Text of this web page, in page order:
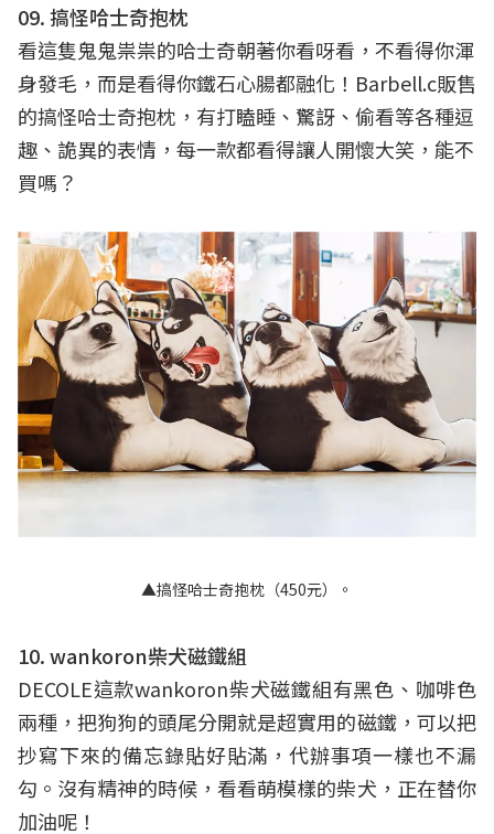
09. 搞怪哈士奇抱枕
看這隻鬼鬼祟祟的哈士奇朝著你看呀看，不看得你渾
身發毛，而是看得你鐵石心腸都融化！Barbell.c販售
的搞怪哈士奇抱枕，有打瞌睡、驚訝、偷看等各種逗
趣、詭異的表情，每一款都看得讓人開懷大笑，能不
買嗎？
▲搞怪哈士奇抱枕（450元）。
10. wankoron柴犬磁鐵組
DECOLE這款wankoron柴犬磁鐵組有黑色、咖啡色
兩種，把狗狗的頭尾分開就是超實用的磁鐵，可以把
抄寫下來的備忘錄貼好貼滿，代辦事項一樣也不漏
勾。沒有精神的時候，看看萌模樣的柴犬，正在替你
加油呢！